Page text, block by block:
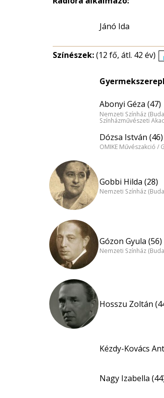
Jánó Ida
Színészek:(12 fő, átl. 42 év)
Abonyi Géza (47)
Nemzeti Színház
Színházművészeti
Dózsa István (46)
OMIKE Művészakció /
Gobbi Hilda (28)
Nemzeti Színház
Gózon Gyula (56)
Nemzeti Színház
Hosszu Zoltán
Kézdy-Kovács
Nagy Izabella